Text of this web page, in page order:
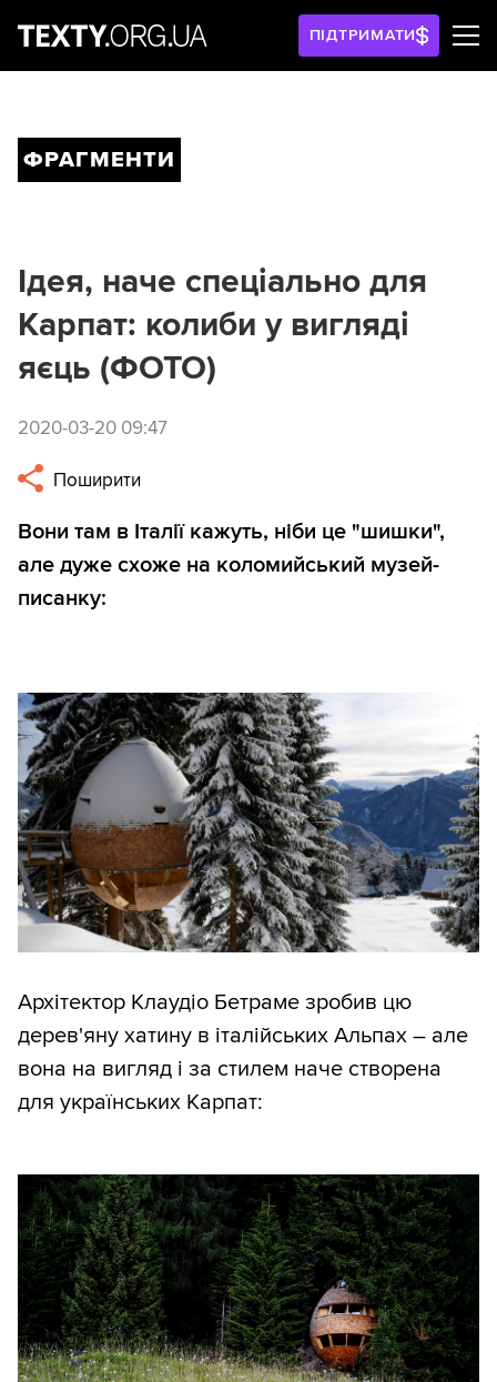
ПІДТРИМАТИ
ФРАГМЕНТИ
Ідея, наче спеціально для
Карпат: колиби у вигляді
яєць (ФОТО)
2020-03-20 09:47
Поширити
Вони там в Італії кажуть, ніби це "шишки",
але дуже схоже на коломийський музей-
писанку:
Архітектор Клаудіо Бетраме зробив цю
дерев'яну хатину в італійських Альпах – але
вона на вигляд і за стилем наче створена
для українських Карпат: